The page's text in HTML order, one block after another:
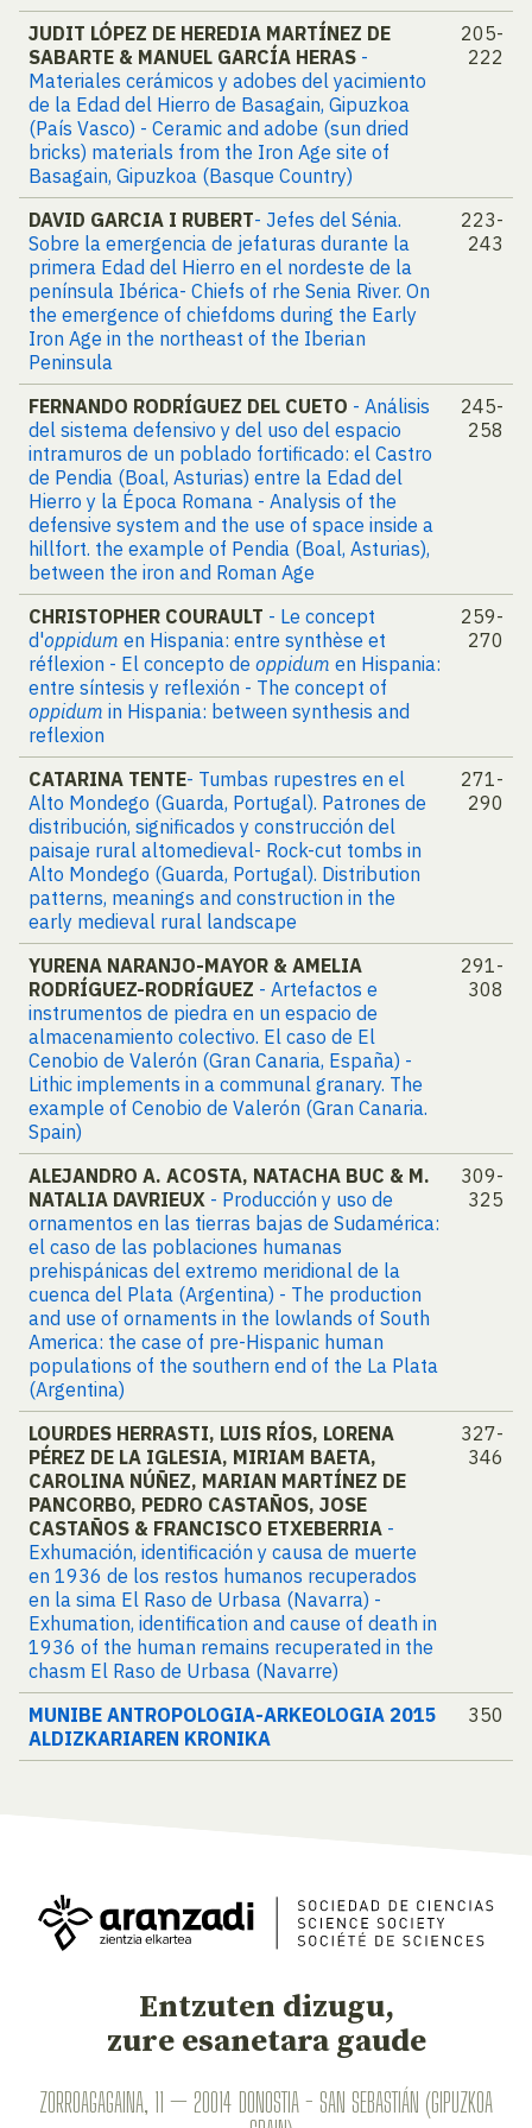
JUDIT LÓPEZ DE HEREDIA MARTÍNEZ DE
SABARTE & MANUEL GARCÍA HERAS -
Materiales cerámicos y adobes del yacimiento
de la Edad del Hierro de Basagain, Gipuzkoa
(País Vasco) - Ceramic and adobe (sun dried
bricks) materials from the Iron Age site of
Basagain, Gipuzkoa (Basque Country)
205-
222
DAVID GARCIA I RUBERT- Jefes del Sénia.
Sobre la emergencia de jefaturas durante la
primera Edad del Hierro en el nordeste de la
península Ibérica- Chiefs of rhe Senia River. On
the emergence of chiefdoms during the Early
Iron Age in the northeast of the Iberian
Peninsula
223-
243
FERNANDO RODRÍGUEZ DEL CUETO - Análisis
del sistema defensivo y del uso del espacio
intramuros de un poblado fortificado: el Castro
de Pendia (Boal, Asturias) entre la Edad del
Hierro y la Época Romana - Analysis of the
defensive system and the use of space inside a
hillfort. the example of Pendia (Boal, Asturias),
between the iron and Roman Age
245-
258
CHRISTOPHER COURAULT - Le concept
d'oppidum en Hispania: entre synthèse et
réflexion - El concepto de oppidum en Hispania:
entre síntesis y reflexión - The concept of
oppidum in Hispania: between synthesis and
reflexion
259-
270
CATARINA TENTE- Tumbas rupestres en el
Alto Mondego (Guarda, Portugal). Patrones de
distribución, significados y construcción del
paisaje rural altomedieval- Rock-cut tombs in
Alto Mondego (Guarda, Portugal). Distribution
patterns, meanings and construction in the
early medieval rural landscape
271-
290
YURENA NARANJO-MAYOR & AMELIA
RODRÍGUEZ-RODRÍGUEZ - Artefactos e
instrumentos de piedra en un espacio de
almacenamiento colectivo. El caso de El
Cenobio de Valerón (Gran Canaria, España) -
Lithic implements in a communal granary. The
example of Cenobio de Valerón (Gran Canaria.
Spain)
291-
308
ALEJANDRO A. ACOSTA, NATACHA BUC & M.
NATALIA DAVRIEUX - Producción y uso de
ornamentos en las tierras bajas de Sudamérica:
el caso de las poblaciones humanas
prehispánicas del extremo meridional de la
cuenca del Plata (Argentina) - The production
and use of ornaments in the lowlands of South
America: the case of pre-Hispanic human
populations of the southern end of the La Plata
(Argentina)
309-
325
LOURDES HERRASTI, LUIS RÍOS, LORENA
PÉREZ DE LA IGLESIA, MIRIAM BAETA,
CAROLINA NÚÑEZ, MARIAN MARTÍNEZ DE
PANCORBO, PEDRO CASTAÑOS, JOSE
CASTAÑOS & FRANCISCO ETXEBERRIA -
Exhumación, identificación y causa de muerte
en 1936 de los restos humanos recuperados
en la sima El Raso de Urbasa (Navarra) -
Exhumation, identification and cause of death in
1936 of the human remains recuperated in the
chasm El Raso de Urbasa (Navarre)
327-
346
MUNIBE ANTROPOLOGIA-ARKEOLOGIA 2015
ALDIZKARIAREN KRONIKA
350
Entzuten dizugu,
zure esanetara gaude
ZORROAGAGAINA, 11 — 20014 DONOSTIA - SAN SEBASTIÁN (GIPUZKOA